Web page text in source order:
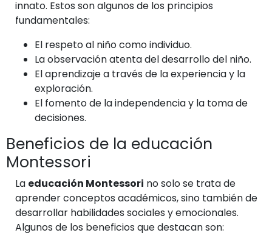
innato. Estos son algunos de los principios
fundamentales:
El respeto al niño como individuo.
La observación atenta del desarrollo del niño.
El aprendizaje a través de la experiencia y la
exploración.
El fomento de la independencia y la toma de
decisiones.
Beneficios de la educación
Montessori
La educación Montessori no solo se trata de
aprender conceptos académicos, sino también de
desarrollar habilidades sociales y emocionales.
Algunos de los beneficios que destacan son: